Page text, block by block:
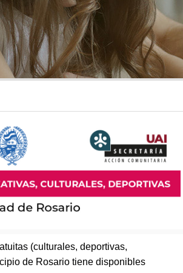
(culturales, deportivas,
de Rosario tiene disponibles